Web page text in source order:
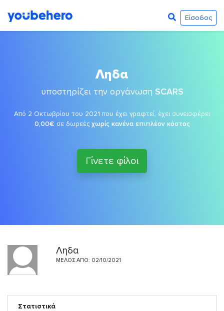
Είσοδος
Ληδα
υποστηρίζει την οργάνωση SCARS
Από 2 Οκτωβρίου του 2021 που έχει γραφτεί, έχει συνεισφέρει
0,00€ σε δωρεές χωρίς κανένα επιπλέον κόστος
Γίνετε φίλοι
Ληδα
ΜΈΛΟΣ ΑΠΌ: 02/10/2021
Στατιστικά